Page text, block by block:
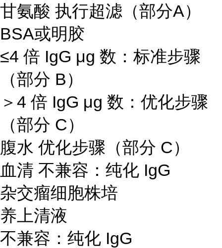
甘氨酸 执行超滤（部分A）
BSA或明胶
≤4 倍 IgG μg 数：标准步骤
（部分 B）
＞4 倍 IgG μg 数：优化步骤
（部分 C）
腹水 优化步骤（部分 C）
血清 不兼容：纯化 IgG
杂交瘤细胞株培
养上清液
不兼容：纯化 IgG